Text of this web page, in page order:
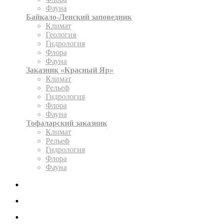
Фауна
Байкало-Ленский заповедник
Климат
Геология
Гидрология
Флора
Фауна
Заказник «Красный Яр»
Климат
Рельеф
Гидрология
Флора
Фауна
Тофаларский заказник
Климат
Рельеф
Гидрология
Флора
Фауна